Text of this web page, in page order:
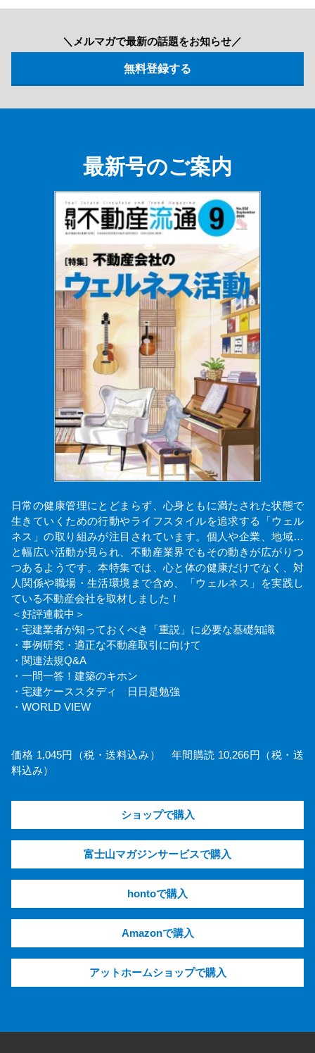
＼メルマガで最新の話題をお知らせ／
最新号のご案内
日常の健康管理にとどまらず、心身ともに満たされた状態で
生きていくための行動やライフスタイルを追求する「ウェル
ネス」の取り組みが注目されています。個人や企業、地域…
と幅広い活動が見られ、不動産業界でもその動きが広がりつ
つあるようです。本特集では、心と体の健康だけでなく、対
人関係や職場・生活環境まで含め、「ウェルネス」を実践し
ている不動産会社を取材しました！
＜好評連載中＞
・宅建業者が知っておくべき「重説」に必要な基礎知識
・事例研究・適正な不動産取引に向けて
・関連法規Q&A
・一問一答！建築のキホン
・宅建ケーススタディ 日日是勉強
・WORLD VIEW
価格 1,045円（税・送料込み） 年間購読 10,266円（税・送
料込み）
ショップで購入
富士山マガジンサービスで購入
hontoで購入
Amazonで購入
アットホームショップで購入